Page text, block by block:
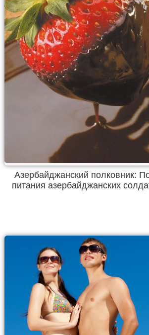
Азербайджанский полковник:
питания азербайджанских